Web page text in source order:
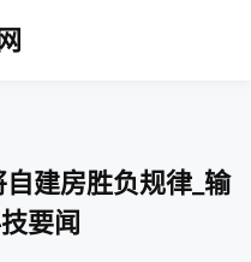
建房胜负规律_输
要闻